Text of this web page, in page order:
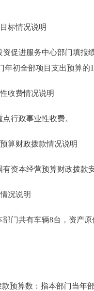
标情况说明
进服务中心部门填报绩
年初全部项目支出预算
收费情况说明
行政事业性收费。
财政拨款情况说明
资本经营预算财政拨款
况说明
共有车辆8台，资产原
算数：指本部门当年部